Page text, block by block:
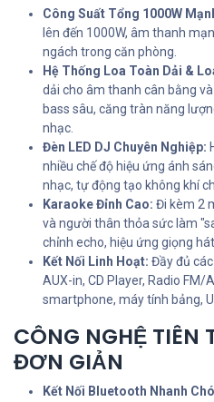
Công Suất Tổng 1000W
lên đến 1000W, âm thanh
ngách trong căn phòng.
Hệ Thống Loa Toàn Dải &
dải cho âm thanh cân bằng
bass sâu, căng tràn năng
nhạc.
Đèn LED DJ Chuyên Nghiệp:
nhiều chế độ hiệu ứng ánh
nhạc, tự động tạo không khí
Karaoke Đỉnh Cao: Đi kèm 2
và người thân thỏa sức làm
chỉnh echo, hiệu ứng giọng
Kết Nối Linh Hoạt: Đầy đủ
AUX-in, CD Player, Radio
smartphone, máy tính bảng,
CÔNG NGHỆ TIÊN
ĐƠN GIẢN
Kết Nối Bluetooth Nhanh